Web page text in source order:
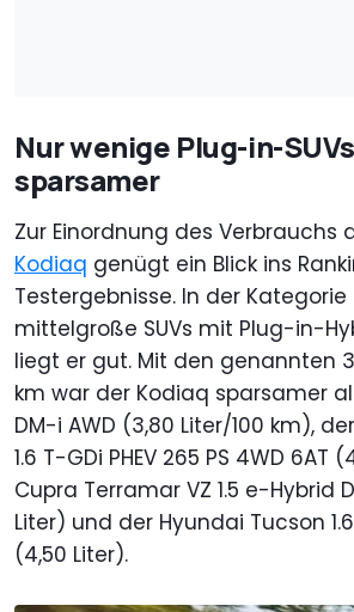
Nur wenige Plug-in-
sparsamer
Zur Einordnung des Verbrauchs
Kodiaq genügt ein Blick ins
Testergebnisse. In der
mittelgroße SUVs mit Plug-in-
liegt er gut. Mit den genannten
km war der Kodiaq sparsamer
DM-i AWD (3,80 Liter/100 km),
1.6 T-GDi PHEV 265 PS 4WD 6AT
Cupra Terramar VZ 1.5 e-Hybrid
Liter) und der Hyundai Tucson 1.6
(4,50 Liter).